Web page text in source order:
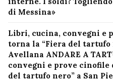
di Messina»
Libri, cucina, convegni e
torna la “Fiera del tartufo
Avellana ANDARE A
convegni e prove cinofile
del tartufo nero” a San